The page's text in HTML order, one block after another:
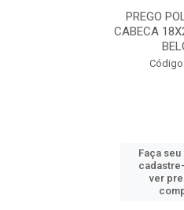
PREGO
CABECA
Faça seu
ver